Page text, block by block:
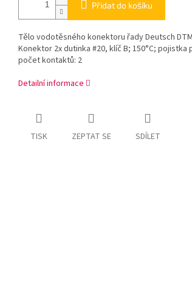
Přidat do košíku
Tělo vodotěsného konektoru řady Deutsch DTM
Konektor 2x dutinka #20, klíč B; 150°C;
počet kontaktů: 2
Detailní informace
TISK ZEPTAT SE SDÍLET